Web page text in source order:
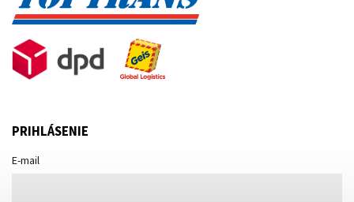
PRIHLÁSENIE
E-mail